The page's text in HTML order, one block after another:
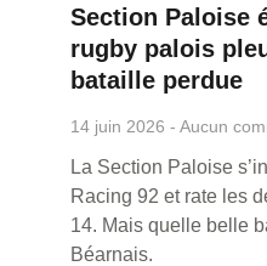
Section Paloise
rugby palois
bataille perdue
14 juin 2026 Aucun
La Section Paloise
Racing 92 et rate les
14. Mais quelle belle
Béarnais.